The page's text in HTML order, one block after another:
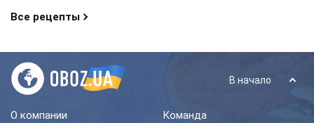
Все рецепты
В начало
О компании Команда